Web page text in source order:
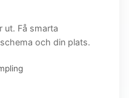
ut. Få smarta
och din plats.